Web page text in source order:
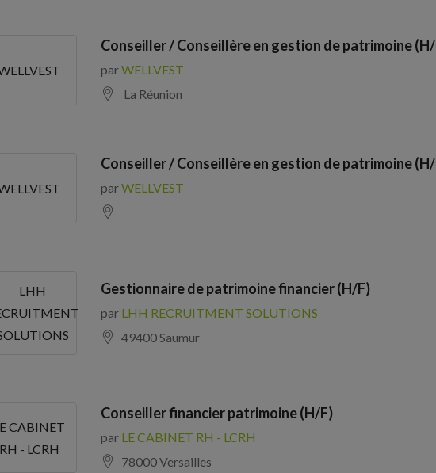
Conseiller / Conseillère en gestion de patrimoine
parWELLVEST
La Réunion
Conseiller / Conseillère en gestion de patrimoine
parWELLVEST
LHH
Gestionnaire de patrimoine financier (H/F)
par LHH RECRUITMENT SOLUTIONS
49400 Saumur
CABINET
RH - LCRH
Conseiller financier patrimoine (H/F)
par LE CABINET RH - LCRH
78000 Versailles